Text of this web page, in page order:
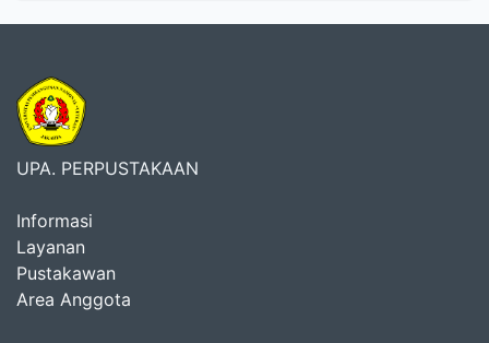
UPA. PERPUSTAKAAN
Informasi
Layanan
Pustakawan
Area Anggota